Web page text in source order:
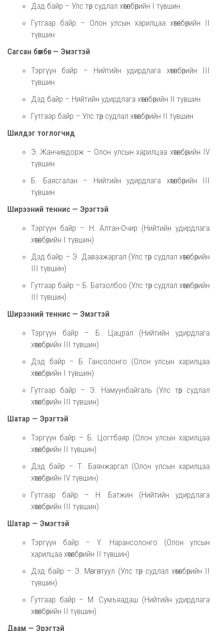
Дэд байр – Улс төр судлал хөтөлбөрийн I түвшин
Гутгаар байр – Олон улсын харилцаа хөтөлбөрийн II
түвшин
Сагсан бөмбөг — Эмэгтэй
Тэргүүн байр – Нийтийн удирдлага хөтөлбөрийн III
түвшин
Дэд байр – Нийтийн удирдлага хөтөлбөрийн II түвшин
Гутгаар байр – Улс төр судлал хөтөлбөрийн II түвшин
Шилдэг тоглогчид
Э. Жанчивдорж – Олон улсын харилцаа хөтөлбөрийн IV
түвшин
Б. Баясгалан – Нийтийн удирдлага хөтөлбөрийн III
түвшин
Ширээний теннис — Эрэгтэй
Тэргүүн байр – Н. Алтан-Очир (Нийтийн удирдлага
хөтөлбөрийн I түвшин)
Дэд байр – Э. Даваажаргал (Улс төр судлал хөтөлбөрийн
III түвшин)
Гутгаар байр – Б. Батзолбоо (Улс төр судлал хөтөлбөрийн
III түвшин)
Ширээний теннис — Эмэгтэй
Тэргүүн байр – Б. Цацрал (Нийтийн удирдлага
хөтөлбөрийн III түвшин)
Дэд байр – Б. Гансолонго (Олон улсын харилцаа
хөтөлбөрийн I түвшин)
Гутгаар байр – Э. Намуунбайгаль (Улс төр судлал
хөтөлбөрийн III түвшин)
Шатар — Эрэгтэй
Тэргүүн байр – Б. Цогтбаяр (Олон улсын харилцаа
хөтөлбөрийн II түвшин)
Дэд байр – Т. Баянжаргал (Олон улсын харилцаа
хөтөлбөрийн IV түвшин)
Гутгаар байр – Н. Батжин (Нийтийн удирдлага
хөтөлбөрийн III түвшин)
Шатар — Эмэгтэй
Тэргүүн байр – Ү. Нарансолонго (Олон улсын
харилцаа хөтөлбөрийн II түвшин)
Дэд байр – Э. Мөнгөнтуул (Улс төр судлал хөтөлбөрийн II
түвшин)
Гутгаар байр – М. Сумъяадаш (Нийтийн удирдлага
хөтөлбөрийн II түвшин)
Даам — Эрэгтэй